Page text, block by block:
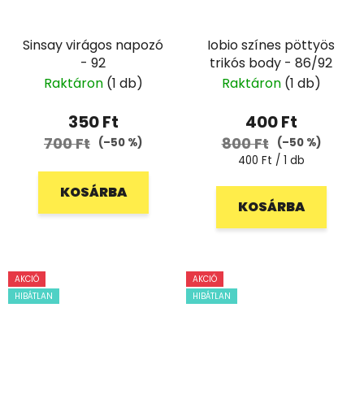
Sinsay virágos napozó
- 92
Raktáron (1 db)
350 Ft
700 Ft (–50 %)
KOSÁRBA
Iobio színes pöttyös
trikós body - 86/92
Raktáron (1 db)
400 Ft
800 Ft
(–50 %)
Egységár:
400 Ft / 1 db
KOSÁRBA
AKCIÓ
HIBÁTLAN
AKCIÓ
HIBÁTLAN